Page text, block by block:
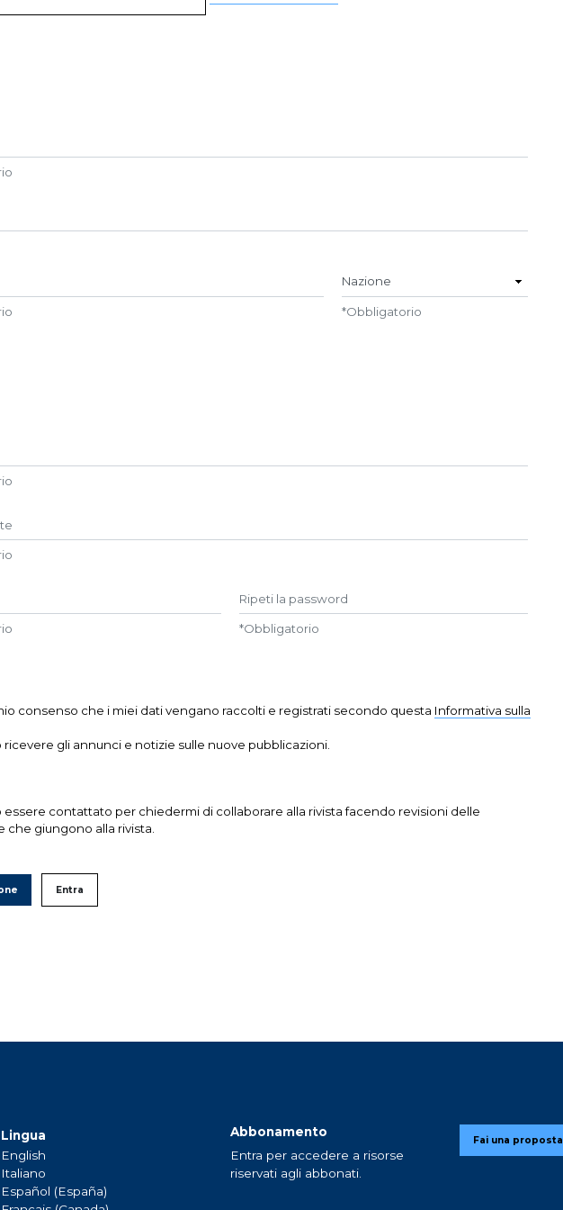
Nazione
*Obbligatorio
*Obbligatorio
consenso che i miei dati vengano raccolti e registrati secondo questa Informativa sulla
ricevere gli annunci e notizie sulle nuove pubblicazioni.
essere contattato per chiedermi di collaborare alla rivista facendo revisioni delle
che giungono alla rivista.
Entra
Lingua
English
Italiano
Español (España)
Abbonamento
Entra per accedere a risorse
riservati agli abbonati.
Fai una proposta